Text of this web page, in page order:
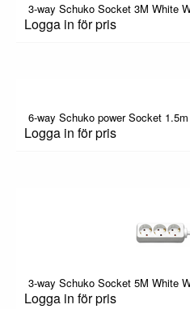
3-way Schuko Socket 3M White
Logga in för pris
6-way Schuko power Socket
Logga in för pris
3-way Schuko Socket 5M White
Logga in för pris